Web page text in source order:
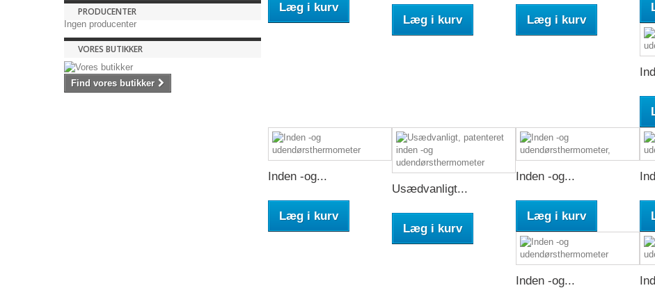
PRODUCENTER
Ingen producenter
VORES BUTIKKER
Find vores butikker
Læg i kurv
Læg i kurv Læg i kurv
Inden -og...
Læg i kurv
Usædvanligt...
Læg i kurv
Inden -og...
Læg i kurv
Inden -og...